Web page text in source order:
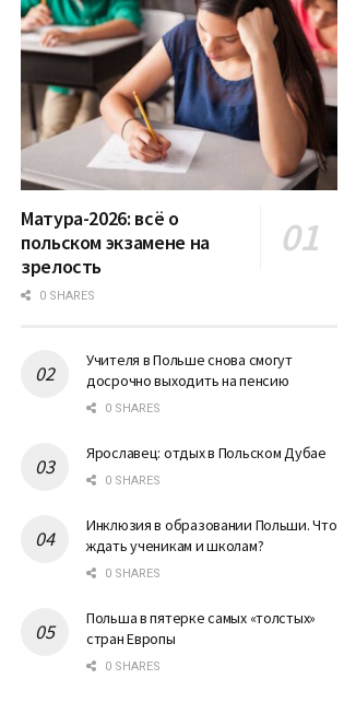
Матура-2026: всё о
польском экзамене на
зрелость
0 SHARES
Учителя в Польше снова смогут
досрочно выходить на пенсию
0 SHARES
Ярославец: отдых в Польском Дубае
0 SHARES
Инклюзия в образовании Польши. Что
ждать ученикам и школам?
0 SHARES
Польша в пятерке самых «толстых»
стран Европы
0 SHARES